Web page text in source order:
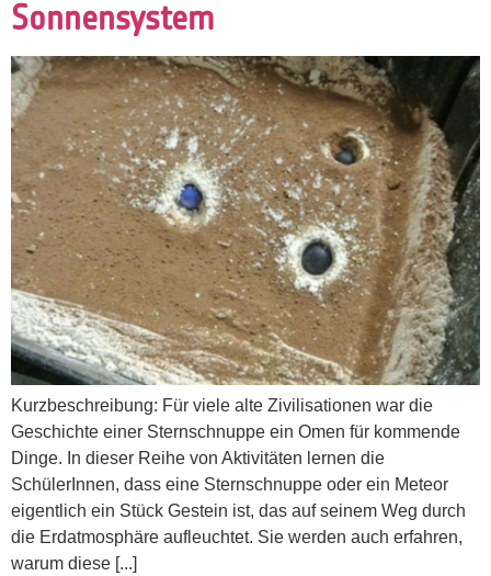
Sonnensystem
Kurzbeschreibung: Für viele alte Zivilisationen war die
Geschichte einer Sternschnuppe ein Omen für kommende
Dinge. In dieser Reihe von Aktivitäten lernen die
SchülerInnen, dass eine Sternschnuppe oder ein Meteor
eigentlich ein Stück Gestein ist, das auf seinem Weg durch
die Erdatmosphäre aufleuchtet. Sie werden auch erfahren,
warum diese [...]